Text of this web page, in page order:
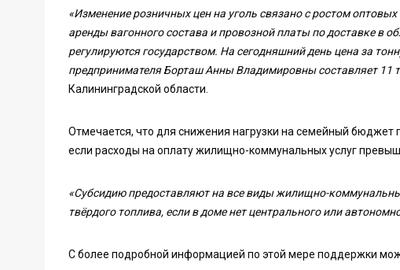
«Изменение розничных цен на уголь связано с ростом
аренды вагонного состава и провозной платы по доставке в
регулируются государством. На сегодняшний день цена за
предпринимателя Борташ Анны Владимировны составляет 11
Калининградской области.
Отмечается, что для снижения нагрузки на семейный
если расходы на оплату жилищно-коммунальных услуг
«Субсидию предоставляют на все виды жилищно-
твёрдого топлива, если в доме нет центрального или
С более подробной информацией по этой мере поддержки